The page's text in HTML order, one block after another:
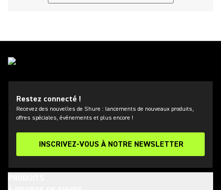
Restez connecté !
Recevez des nouvelles de Shure : lancements de nouveaux produits,
offres spéciales, événements et plus encore !
INSCRIVEZ-VOUS À NOTRE NEWSLETTER